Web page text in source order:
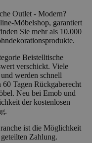
Outlet - Modern?
Möbelshop, garantiert
Sie mehr als 10.000
Beistelltische
verschickt. Viele
werden schnell
Tagen Rückgaberecht
Neu bei Emob und
der kostenlosen
ist die Möglichkeit
Zahlung.